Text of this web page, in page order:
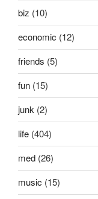
biz (10)
economic (12)
friends (5)
fun (15)
junk (2)
life (404)
med (26)
music (15)